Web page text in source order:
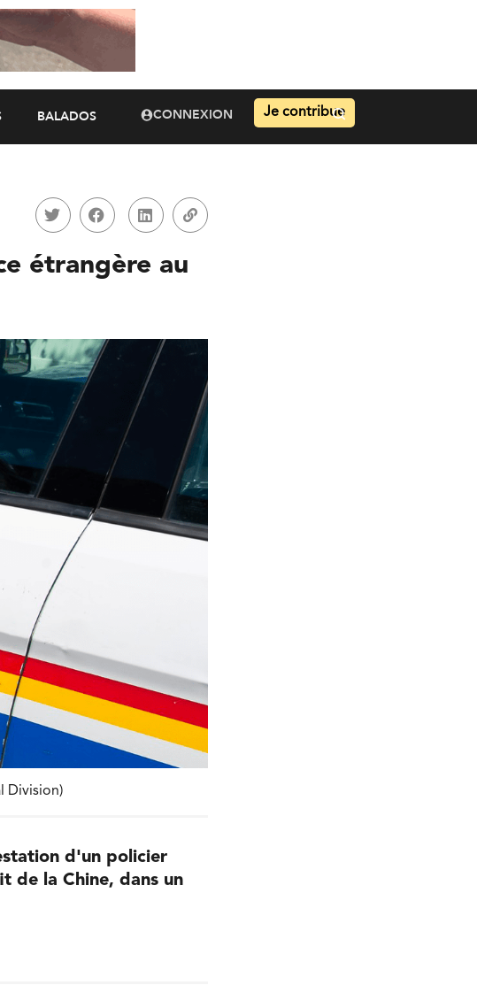
BALADOS CONNEXION Je contribue
étrangère au
Division)
d'un policier
de la Chine, dans un